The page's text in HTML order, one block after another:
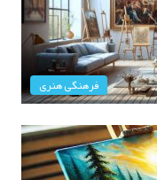
فرهنگی هنری